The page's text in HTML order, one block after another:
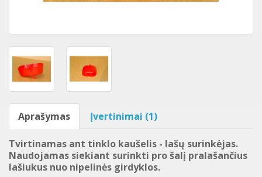
Aprašymas Įvertinimai (1)
Tvirtinamas ant tinklo kaušelis - lašų surinkėjas.
Naudojamas siekiant surinkti pro šalį pralašančius
lašiukus nuo nipelinės girdyklos.